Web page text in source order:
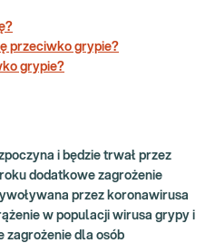
przeciwko grypie?
grypie?
i będzie trwał przez
dodatkowe zagrożenie
przez koronawirusa
w populacji wirusa grypy i
zagrożenie dla osób